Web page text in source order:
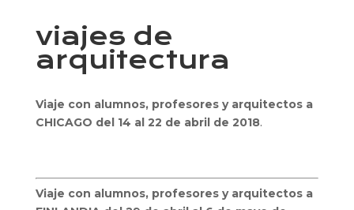
viajes de
arquitectura
Viaje con alumnos, profesores y arquitectos a
CHICAGO del 14 al 22 de abril de 2018.
Viaje con alumnos, profesores y arquitectos a